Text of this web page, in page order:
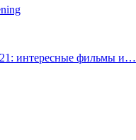
интересные фильмы и…